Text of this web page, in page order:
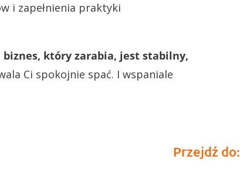
i zapełnienia praktyki
biznes, który zarabia, jest stabilny,
Ci spokojnie spać. I wspaniale
Przejdź do: